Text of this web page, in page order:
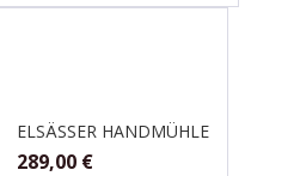
ELSÄSSER HANDMÜHLE
289,00 €